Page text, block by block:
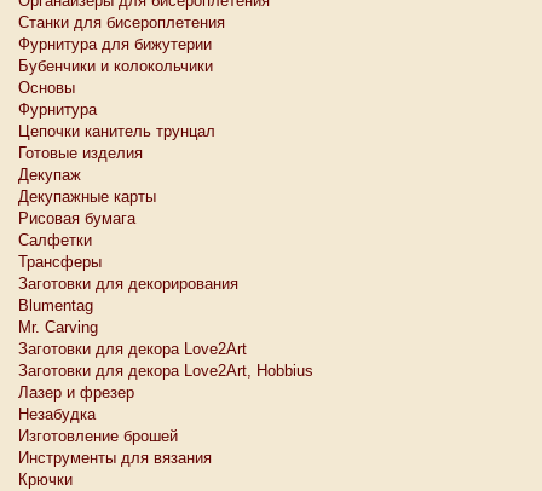
Станки для бисероплетения
Фурнитура для бижутерии
Бубенчики и колокольчики
Основы
Фурнитура
Цепочки канитель трунцал
Готовые изделия
Декупаж
Декупажные карты
Рисовая бумага
Салфетки
Трансферы
Заготовки для декорирования
Blumentag
Mr. Carving
Заготовки для декора Love2Art
Заготовки для декора Love2Art, Hobbius
Лазер и фрезер
Незабудка
Изготовление брошей
Инструменты для вязания
Крючки